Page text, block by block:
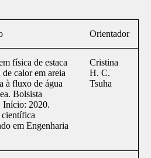
Orientador
física de estaca
de calor em areia
à fluxo de água
Bolsista
Início: 2020.
em Engenharia
Cristina
H. C.
Tsuha